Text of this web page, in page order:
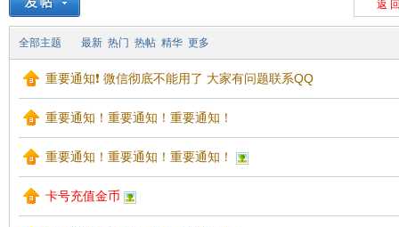
梦
返
全部主题 最新 热门 热帖 精华 更多
重要通知❗ 微信彻底不能用了 大家有问题联系QQ
重要通知！重要通知！重要通知！
重要通知！重要通知！重要通知！
卡号充值金币